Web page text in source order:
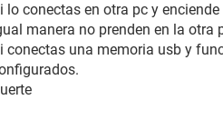
lo conectas en otra pc y
manera no prenden en la otra
conectas una memoria usb y